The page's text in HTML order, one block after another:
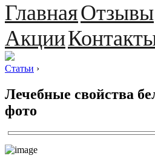
ГлавнаяОтзывы
Акции
Статьи ›
Лечебные свойства
фото